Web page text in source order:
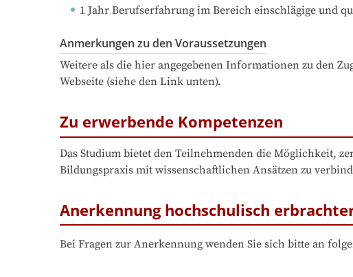
1 Jahr Berufserfahrung im Bereich einschlägige und
Anmerkungen zu den Voraussetzungen
Weitere als die hier angegebenen Informationen zu den
Webseite (siehe den Link unten).
Zu erwerbende Kompetenzen
Das Studium bietet den Teilnehmenden die Möglichkeit,
Bildungspraxis mit wissenschaftlichen Ansätzen zu
Anerkennung hochschulisch
Bei Fragen zur Anerkennung wenden Sie sich bitte an